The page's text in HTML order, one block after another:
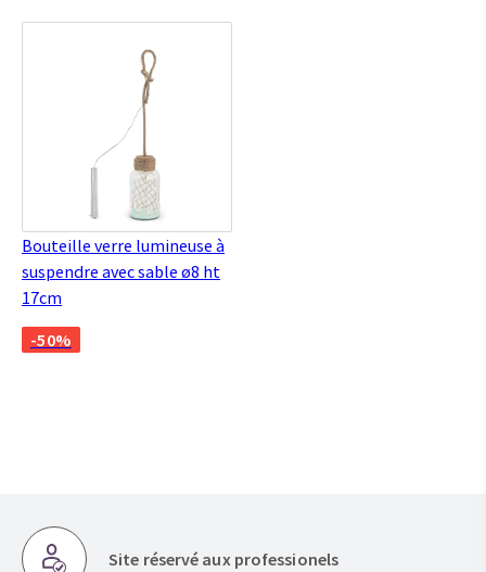
Bouteille verre lumineuse à
suspendre avec sable ø8 ht
17cm
-50%
Site réservé aux professionels